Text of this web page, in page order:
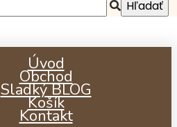
Úvod
Obchod
Sladký BLOG
Košík
Kontakt